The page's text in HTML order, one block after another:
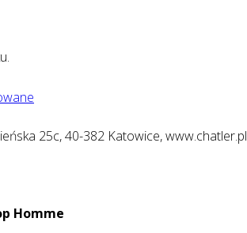
25c, 40-382 Katowice, www.chatler.pl
Homme